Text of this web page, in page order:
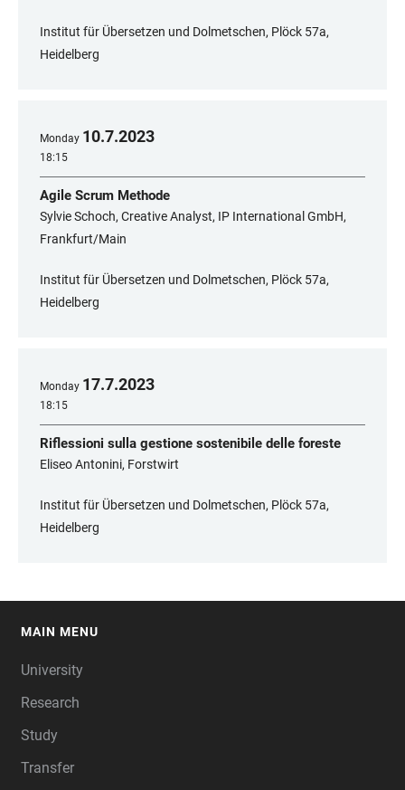
Institut für Übersetzen und Dolmetschen, Plöck 57a,
Heidelberg
Monday 10.7.2023
18:15
Agile Scrum Methode
Sylvie Schoch, Creative Analyst, IP International GmbH,
Frankfurt/Main
Institut für Übersetzen und Dolmetschen, Plöck 57a,
Heidelberg
Monday 17.7.2023
18:15
Riflessioni sulla gestione sostenibile delle foreste
Eliseo Antonini, Forstwirt
Institut für Übersetzen und Dolmetschen, Plöck 57a,
Heidelberg
MAIN MENU
University
Research
Study
Transfer